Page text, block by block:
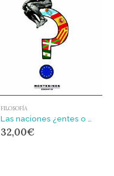
FILOSOFÍA
32,00€